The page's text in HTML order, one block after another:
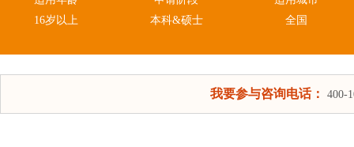
16岁以上
本科&硕士
全国
我要参与咨询电话： 400-